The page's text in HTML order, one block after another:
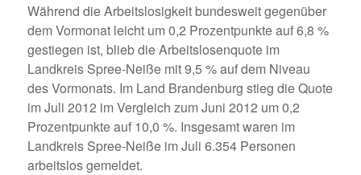
Während die Arbeitslosigkeit bundesweit gegenüber
dem Vormonat leicht um 0,2 Prozentpunkte auf 6,8 %
gestiegen ist, blieb die Arbeitslosenquote im
Landkreis Spree-Neiße mit 9,5 % auf dem Niveau
des Vormonats. Im Land Brandenburg stieg die Quote
im Juli 2012 im Vergleich zum Juni 2012 um 0,2
Prozentpunkte auf 10,0 %. Insgesamt waren im
Landkreis Spree-Neiße im Juli 6.354 Personen
arbeitslos gemeldet.